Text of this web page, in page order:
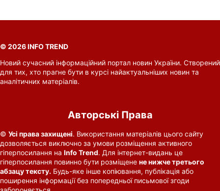
© 2026 INFO TREND
Новий сучасний інформаційний портал новин України. Створений
для тих, хто прагне бути в курсі найактуальніших новин та
аналітичних матеріалів.
Авторські Права
© Усі права захищені. Використання матеріалів цього сайту
дозволяється виключно за умови розміщення активного
гіперпосилання на Info Trend. Для інтернет-видань це
гіперпосилання повинно бути розміщене не нижче третього
абзацу тексту. Будь-яке інше копіювання, публікація або
поширення інформації без попередньої письмової згоди